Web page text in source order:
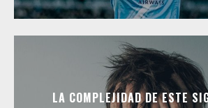
LA COMPLEJIDAD DE ESTE